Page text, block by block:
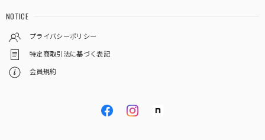
NOTICE
プライバシーポリシー
特定商取引法に基づく表記
会員規約